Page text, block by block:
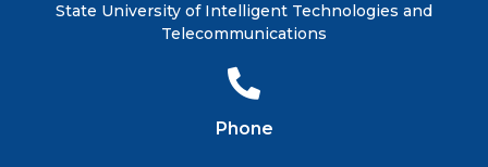
State University of Intelligent Technologies and
Telecommunications
Phone